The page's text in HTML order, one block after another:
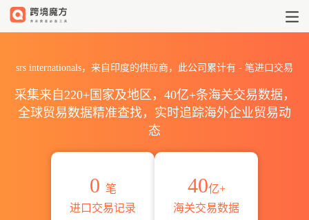
srs internationals，来自印度的供应商，此公司累计有 - 笔进口交易
采集来自220+国家及地区，40亿+条海关交易数据，
全球贸易数据精准查找，实时追踪海外企业贸易动
态
0 笔
进口交易记录
40亿+
海关交易数据